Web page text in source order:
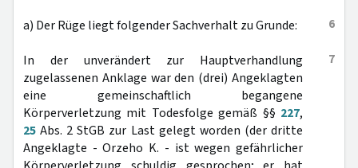
6
a) Der Rüge liegt folgender Sachverhalt zu Grunde:
7
In der unverändert zur Hauptverhandlung
zugelassenen Anklage war den (drei) Angeklagten
eine gemeinschaftlich begangene
Körperverletzung mit Todesfolge gemäß §§ 227,
25 Abs. 2 StGB zur Last gelegt worden (der dritte
Angeklagte - Orzeho K. - ist wegen gefährlicher